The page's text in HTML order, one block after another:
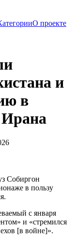
О проекте
и
в
Собиргон
в пользу
с января
и «стремился
[в войне]».